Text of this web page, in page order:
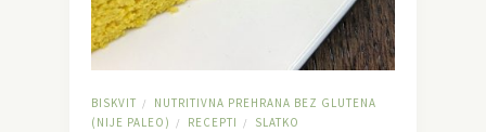
BISKVIT /
NUTRITIVNA PREHRANA BEZ GLUTENA
(NIJE PALEO)
/ RECEPTI / SLATKO